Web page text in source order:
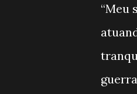
“Meu